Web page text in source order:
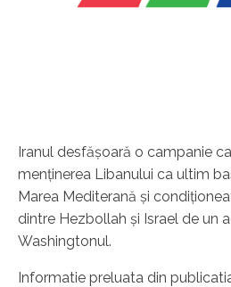
Iranul desfăşoară o campanie
menţinerea Libanului ca ultim
Marea Mediterană şi
dintre Hezbollah şi Israel de un
Washingtonul.
Informatie preluata din